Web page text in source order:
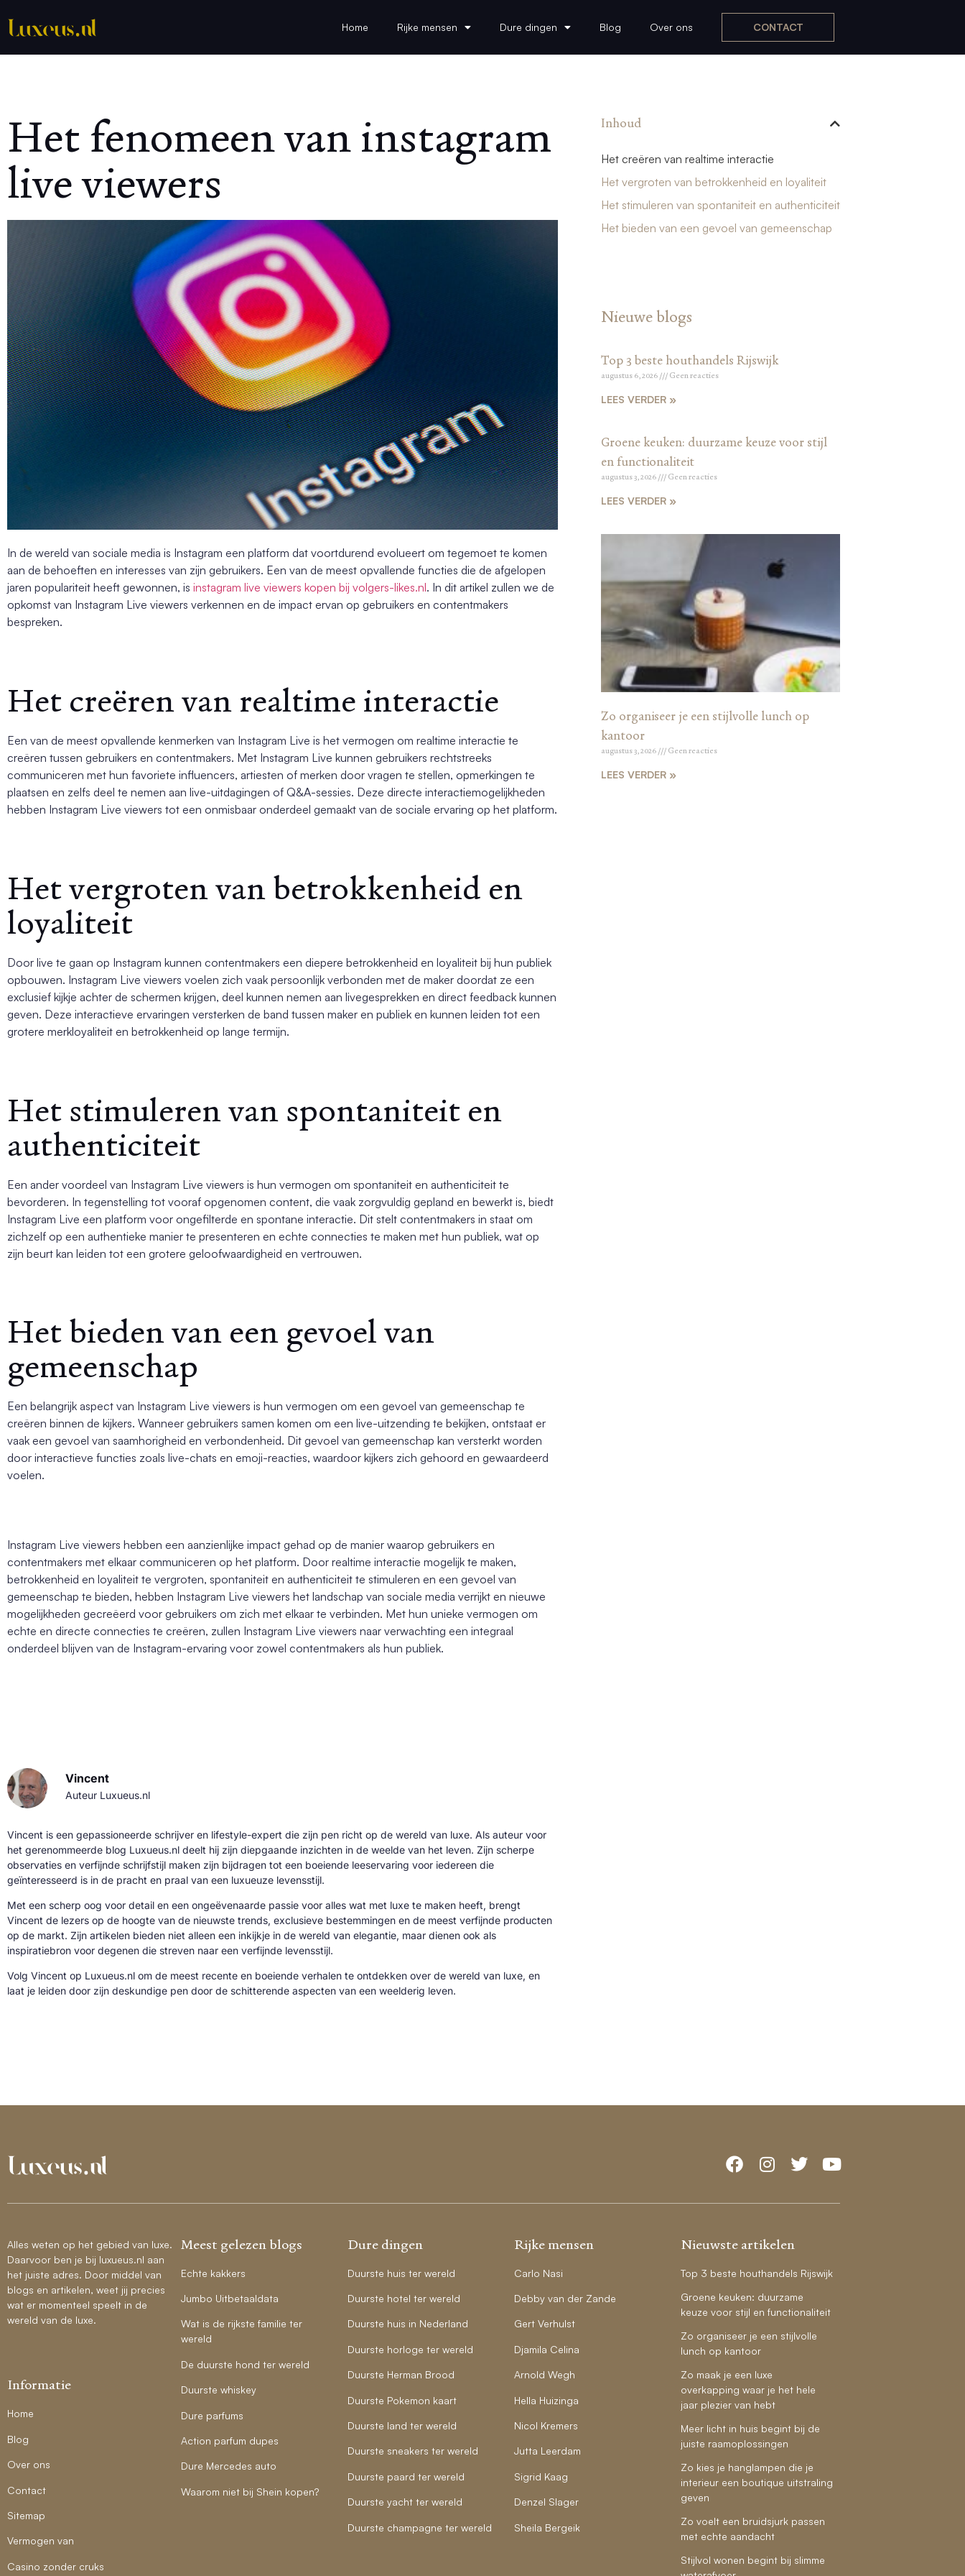
Home Rijke mensen Dure dingen Blog Over ons CONTACT
Het fenomeen van instagram
live viewers
In de wereld van sociale media is Instagram een platform dat voortdurend evolueert om tegemoet te komen
aan de behoeften en interesses van zijn gebruikers. Een van de meest opvallende functies die de afgelopen
jaren populariteit heeft gewonnen, is instagram live viewers kopen bij volgers-likes.nl. In dit artikel zullen we de
opkomst van Instagram Live viewers verkennen en de impact ervan op gebruikers en contentmakers
bespreken.
Het creëren van realtime interactie
Een van de meest opvallende kenmerken van Instagram Live is het vermogen om realtime interactie te
creëren tussen gebruikers en contentmakers. Met Instagram Live kunnen gebruikers rechtstreeks
communiceren met hun favoriete influencers, artiesten of merken door vragen te stellen, opmerkingen te
plaatsen en zelfs deel te nemen aan live-uitdagingen of Q&A-sessies. Deze directe interactiemogelijkheden
hebben Instagram Live viewers tot een onmisbaar onderdeel gemaakt van de sociale ervaring op het platform.
Het vergroten van betrokkenheid en
loyaliteit
Door live te gaan op Instagram kunnen contentmakers een diepere betrokkenheid en loyaliteit bij hun publiek
opbouwen. Instagram Live viewers voelen zich vaak persoonlijk verbonden met de maker doordat ze een
exclusief kijkje achter de schermen krijgen, deel kunnen nemen aan livegesprekken en direct feedback kunnen
geven. Deze interactieve ervaringen versterken de band tussen maker en publiek en kunnen leiden tot een
grotere merkloyaliteit en betrokkenheid op lange termijn.
Het stimuleren van spontaniteit en
authenticiteit
Een ander voordeel van Instagram Live viewers is hun vermogen om spontaniteit en authenticiteit te
bevorderen. In tegenstelling tot vooraf opgenomen content, die vaak zorgvuldig gepland en bewerkt is, biedt
Instagram Live een platform voor ongefilterde en spontane interactie. Dit stelt contentmakers in staat om
zichzelf op een authentieke manier te presenteren en echte connecties te maken met hun publiek, wat op
zijn beurt kan leiden tot een grotere geloofwaardigheid en vertrouwen.
Het bieden van een gevoel van
gemeenschap
Een belangrijk aspect van Instagram Live viewers is hun vermogen om een gevoel van gemeenschap te
creëren binnen de kijkers. Wanneer gebruikers samen komen om een live-uitzending te bekijken, ontstaat er
vaak een gevoel van saamhorigheid en verbondenheid. Dit gevoel van gemeenschap kan versterkt worden
door interactieve functies zoals live-chats en emoji-reacties, waardoor kijkers zich gehoord en gewaardeerd
voelen.
Instagram Live viewers hebben een aanzienlijke impact gehad op de manier waarop gebruikers en
contentmakers met elkaar communiceren op het platform. Door realtime interactie mogelijk te maken,
betrokkenheid en loyaliteit te vergroten, spontaniteit en authenticiteit te stimuleren en een gevoel van
gemeenschap te bieden, hebben Instagram Live viewers het landschap van sociale media verrijkt en nieuwe
mogelijkheden gecreëerd voor gebruikers om zich met elkaar te verbinden. Met hun unieke vermogen om
echte en directe connecties te creëren, zullen Instagram Live viewers naar verwachting een integraal
onderdeel blijven van de Instagram-ervaring voor zowel contentmakers als hun publiek.
Vincent
Auteur Luxueus.nl
Vincent is een gepassioneerde schrijver en lifestyle-expert die zijn pen richt op de wereld van luxe. Als auteur voor
het gerenommeerde blog Luxueus.nl deelt hij zijn diepgaande inzichten in de weelde van het leven. Zijn scherpe
observaties en verfijnde schrijfstijl maken zijn bijdragen tot een boeiende leeservaring voor iedereen die
geïnteresseerd is in de pracht en praal van een luxueuze levensstijl.
Met een scherp oog voor detail en een ongeëvenaarde passie voor alles wat met luxe te maken heeft, brengt
Vincent de lezers op de hoogte van de nieuwste trends, exclusieve bestemmingen en de meest verfijnde producten
op de markt. Zijn artikelen bieden niet alleen een inkijkje in de wereld van elegantie, maar dienen ook als
inspiratiebron voor degenen die streven naar een verfijnde levensstijl.
Volg Vincent op Luxueus.nl om de meest recente en boeiende verhalen te ontdekken over de wereld van luxe, en
laat je leiden door zijn deskundige pen door de schitterende aspecten van een weelderig leven.
Inhoud
Het creëren van realtime interactie
Het vergroten van betrokkenheid en loyaliteit
Het stimuleren van spontaniteit en authenticiteit
Het bieden van een gevoel van gemeenschap
Nieuwe blogs
Top 3 beste houthandels Rijswijk
augustus 6, 2026 Geen reacties
LEES VERDER »
Groene keuken: duurzame keuze voor stijl
en functionaliteit
augustus 3, 2026 Geen reacties
LEES VERDER »
Zo organiseer je een stijlvolle lunch op
kantoor
augustus 3, 2026 Geen reacties
LEES VERDER »
Alles weten op het gebied van luxe.
Daarvoor ben je bij luxueus.nl aan
het juiste adres. Door middel van
blogs en artikelen, weet jij precies
wat er momenteel speelt in de
wereld van de luxe.
Informatie
Home
Blog
Over ons
Contact
Sitemap
Vermogen van
Casino zonder cruks
Meest gelezen blogs
Echte kakkers
Jumbo Uitbetaaldata
Wat is de rijkste familie ter
wereld
De duurste hond ter wereld
Duurste whiskey
Dure parfums
Action parfum dupes
Dure Mercedes auto
Waarom niet bij Shein kopen?
Dure dingen
Duurste huis ter wereld
Duurste hotel ter wereld
Duurste huis in Nederland
Duurste horloge ter wereld
Duurste Herman Brood
Duurste Pokemon kaart
Duurste land ter wereld
Duurste sneakers ter wereld
Duurste paard ter wereld
Duurste yacht ter wereld
Duurste champagne ter wereld
Rijke mensen
Carlo Nasi
Debby van der Zande
Gert Verhulst
Djamila Celina
Arnold Wegh
Hella Huizinga
Nicol Kremers
Jutta Leerdam
Sigrid Kaag
Denzel Slager
Sheila Bergeik
Nieuwste artikelen
Top 3 beste houthandels Rijswijk
Groene keuken: duurzame
keuze voor stijl en functionaliteit
Zo organiseer je een stijlvolle
lunch op kantoor
Zo maak je een luxe
overkapping waar je het hele
jaar plezier van hebt
Meer licht in huis begint bij de
juiste raamoplossingen
Zo kies je hanglampen die je
interieur een boutique uitstraling
geven
Zo voelt een bruidsjurk passen
met echte aandacht
Stijlvol wonen begint bij slimme